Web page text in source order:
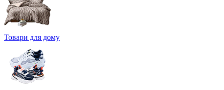
Товари для дому